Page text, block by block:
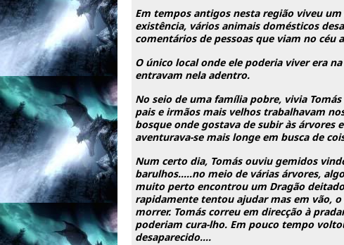
Em tempos antigos nesta região viveu
existência, vários animais domésticos
comentários de pessoas que viam no céu
O único local onde ele poderia viver era
entravam nela adentro.
No seio de uma família pobre, vivia
pais e irmãos mais velhos trabalhavam
bosque onde gostava de subir às árvores
aventurava-se mais longe em busca de
Num certo dia, Tomás ouviu gemidos
barulhos…..no meio de várias árvores,
muito perto encontrou um Dragão
rapidamente tentou ajudar mas em vão,
morrer. Tomás correu em direcção à
poderiam cura-lho. Em pouco tempo
desaparecido….